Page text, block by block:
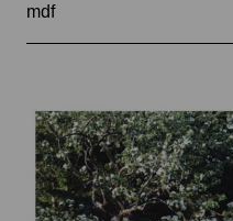
mdf